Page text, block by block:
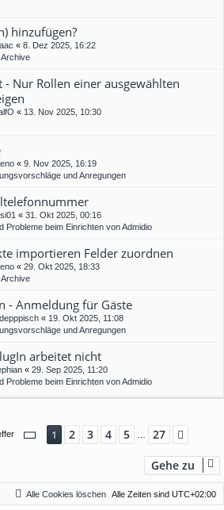
hinzufügen?
« 8. Dez 2025, 16:22
Archive
- Nur Rollen einer ausgewählten
« 13. Nov 2025, 10:30
« 9. Nov 2025, 16:19
und Anregungen
« 31. Okt 2025, 00:16
Probleme beim Einrichten von Admidio
importieren Felder zuordnen
« 29. Okt 2025, 18:33
Archive
- Anmeldung für Gäste
« 19. Okt 2025, 11:08
und Anregungen
arbeitet nicht
« 29. Sep 2025, 11:20
Probleme beim Einrichten von Admidio
Seite 1 von 27
1 2 3 4 5 27
Gehe zu
Alle Zeiten sind UTC+02:00
Alle Cookies löschen